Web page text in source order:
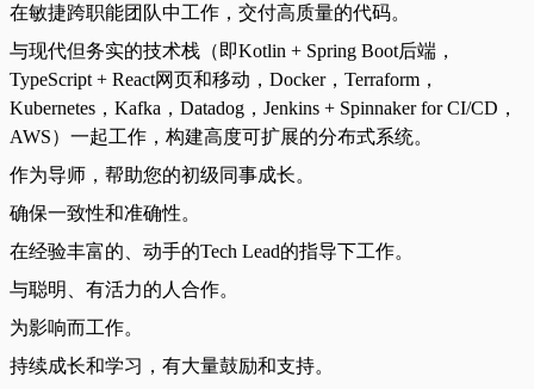
在敏捷跨职能团队中工作，交付高质量的代码。
与现代但务实的技术栈（即Kotlin + Spring Boot后端，
TypeScript + React网页和移动，Docker，Terraform，
Kubernetes，Kafka，Datadog，Jenkins + Spinnaker for CI/CD，
AWS）一起工作，构建高度可扩展的分布式系统。
作为导师，帮助您的初级同事成长。
确保一致性和准确性。
在经验丰富的、动手的Tech Lead的指导下工作。
与聪明、有活力的人合作。
为影响而工作。
持续成长和学习，有大量鼓励和支持。